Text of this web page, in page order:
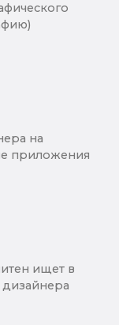
на
приложения
ищет в